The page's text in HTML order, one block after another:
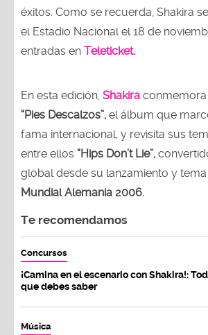
éxitos. Como se recuerda, Shakira
el Estadio Nacional el 18 de
entradas en Teleticket.
En esta edición, Shakira
“Pies Descalzos”, el álbum que
fama internacional, y revisita sus
entre ellos “Hips Don’t Lie”,
global desde su lanzamiento y
Mundial Alemania 2006.
Te recomendamos
Concursos
¡Camina en el escenario con Shakira!:
que debes saber
Música